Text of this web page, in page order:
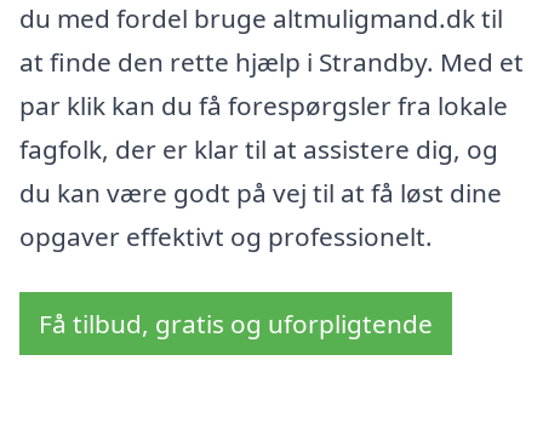
du med fordel bruge altmuligmand.dk til
at finde den rette hjælp i Strandby. Med et
par klik kan du få forespørgsler fra lokale
fagfolk, der er klar til at assistere dig, og
du kan være godt på vej til at få løst dine
opgaver effektivt og professionelt.
Få tilbud, gratis og uforpligtende